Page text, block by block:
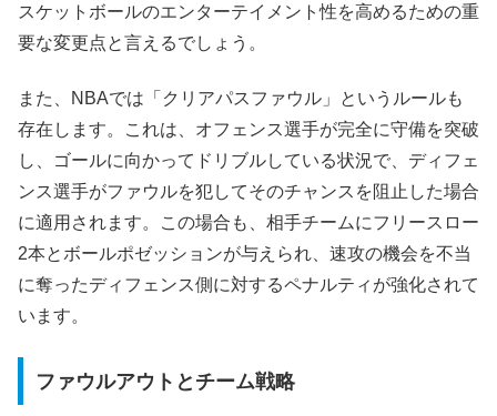
スケットボールのエンターテイメント性を高めるための重
要な変更点と言えるでしょう。
また、NBAでは「クリアパスファウル」というルールも
存在します。これは、オフェンス選手が完全に守備を突破
し、ゴールに向かってドリブルしている状況で、ディフェ
ンス選手がファウルを犯してそのチャンスを阻止した場合
に適用されます。この場合も、相手チームにフリースロー
2本とボールポゼッションが与えられ、速攻の機会を不当
に奪ったディフェンス側に対するペナルティが強化されて
います。
ファウルアウトとチーム戦略